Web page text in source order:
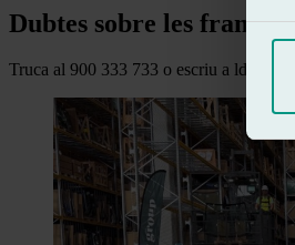
Dubtes sobre les
Truca al 900 333 733 o escriu a